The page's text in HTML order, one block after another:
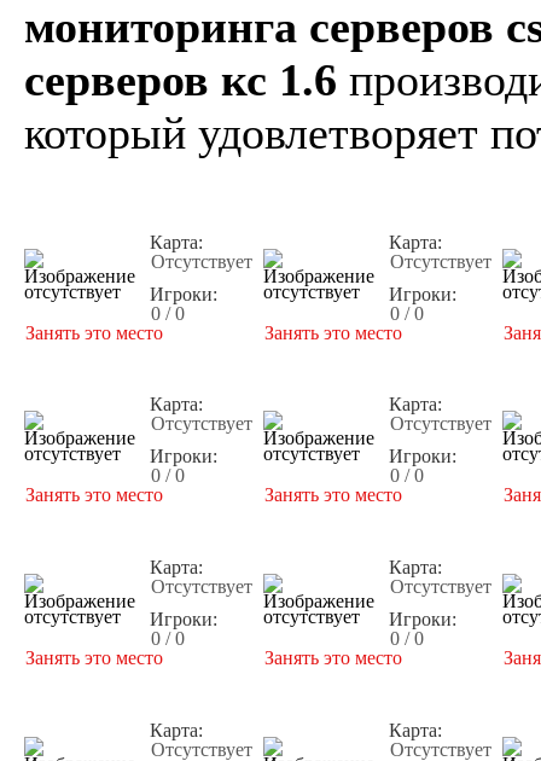
мониторинга серверов
серверов кс 1.6
который удовлетворяет
Карта:
Отсутствует
Игроки:
0 / 0
Занять это место
Карта:
Отсутствует
Игроки:
0 / 0
Занять это место
Карта:
Отсутствует
Игроки:
0 / 0
Занять это место
Карта:
Отсутствует
Игроки:
0 / 0
Занять это место
Карта:
Отсутствует
Игроки:
0 / 0
Занять это место
Карта:
Отсутствует
Игроки:
0 / 0
Занять это место
Карта:
Отсутствует
Карта:
Отсутствует